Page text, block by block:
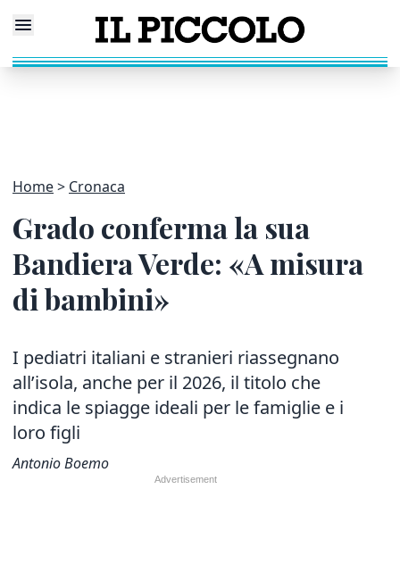
Home Cronaca
Grado conferma la sua
Bandiera Verde: «A misura
di bambini»
I pediatri italiani e stranieri riassegnano
all’isola, anche per il 2026, il titolo che
indica le spiagge ideali per le famiglie e i
loro figli
Antonio Boemo